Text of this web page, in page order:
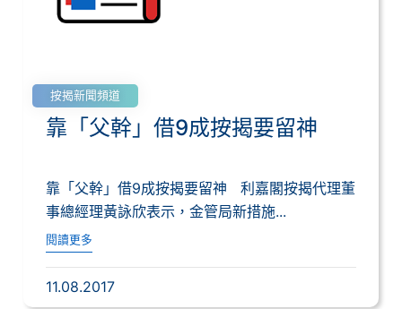
按揭新聞頻道
靠「父幹」借9成按揭要留神
靠「父幹」借9成按揭要留神 利嘉閣按揭代理董
事總經理黃詠欣表示，金管局新措施...
閱讀更多
11.08.2017